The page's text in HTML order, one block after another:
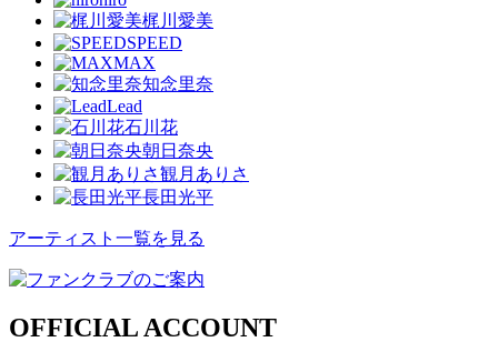
梶川愛美
SPEED
MAX
知念里奈
Lead
石川花
朝日奈央
観月ありさ
長田光平
アーティスト一覧を見る
OFFICIAL ACCOUNT